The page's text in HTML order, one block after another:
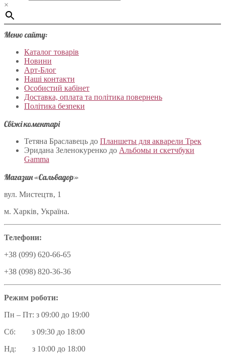
×
Меню сайту:
Каталог товарів
Новини
Арт-Блог
Наші контакти
Особистий кабінет
Доставка, оплата та політика повернень
Політика безпеки
Свіжі коментарі
Тетяна Браславець до Планшеты для акварели Трек
Эридана Зеленокуренко до Альбомы и скетчбуки
Gamma
Магазин «Сальвадор»
вул. Мистецтв, 1
м. Харків, Україна.
Телефони:
+38 (099) 620-66-65
+38 (098) 820-36-36
Режим роботи:
Пн – Пт: з 09:00 до 19:00
Сб: з 09:30 до 18:00
Нд: з 10:00 до 18:00